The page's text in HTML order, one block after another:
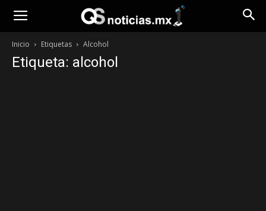
Inicio Etiquetas Alcohol
Etiqueta: alcohol